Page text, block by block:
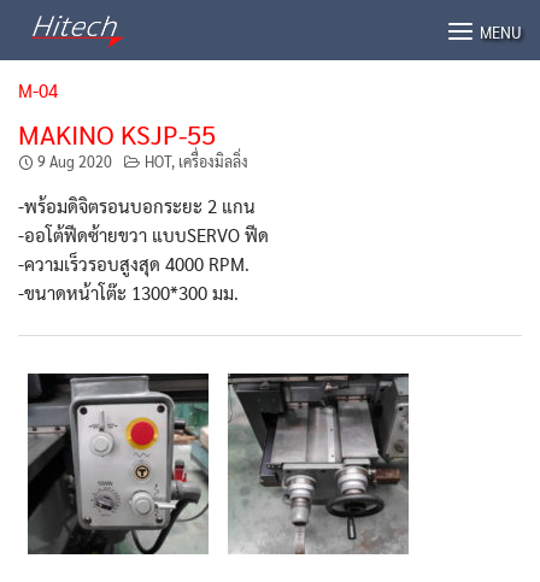
MENU
M-04
MAKINO KSJP-55
9 Aug 2020 HOT, เครื่องมิลลิ่ง
-พร้อมดิจิตรอนบอกระยะ 2 แกน
-ออโต้ฟีดซ้ายขวา แบบSERVO ฟีด
-ความเร็วรอบสูงสุด 4000 RPM.
-ขนาดหน้าโต๊ะ 1300*300 มม.